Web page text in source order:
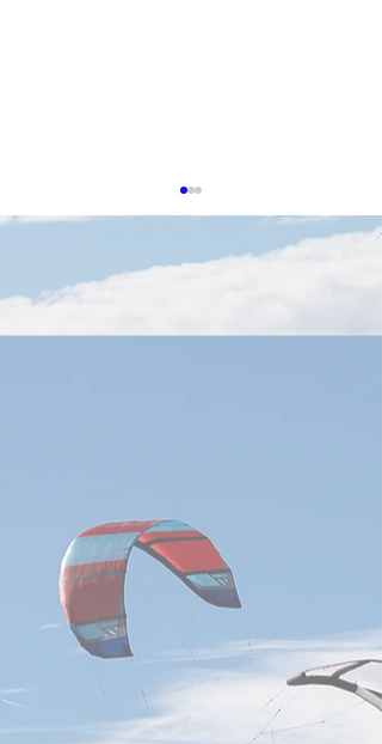
Summit「冷却」の予想論
2026 OCP APAC Summitで
Environments」が独立カテゴ
います。以下の5点が主要論
点になると予想します。 1．
AIラック高発熱化とDirect
Liquid Cooling GPU・AIアク
セラレータの高